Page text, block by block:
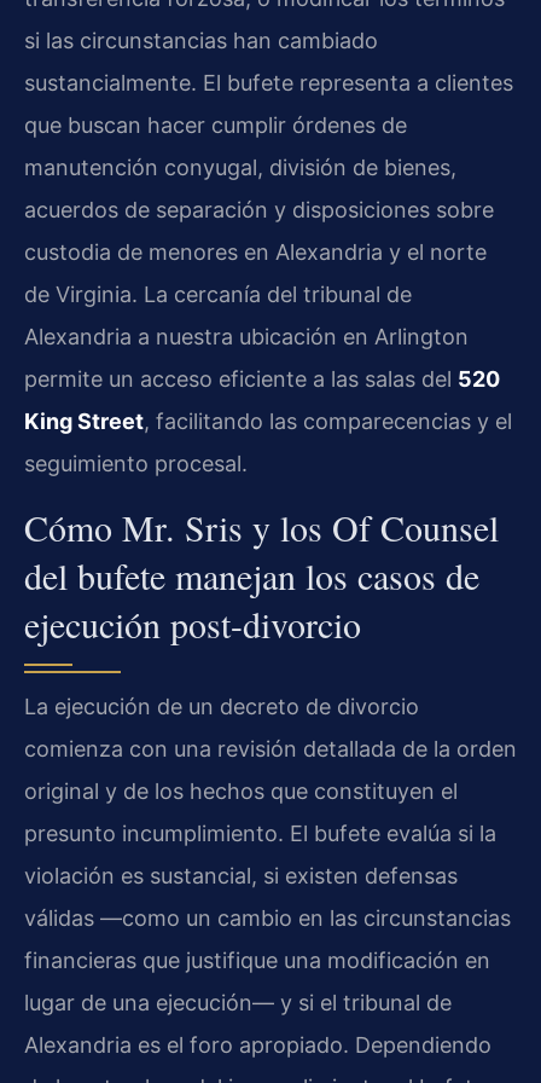
si las circunstancias han cambiado
sustancialmente. El bufete representa a clientes
que buscan hacer cumplir órdenes de
manutención conyugal, división de bienes,
acuerdos de separación y disposiciones sobre
custodia de menores en Alexandria y el norte
de Virginia. La cercanía del tribunal de
Alexandria a nuestra ubicación en Arlington
permite un acceso eficiente a las salas del 520
King Street, facilitando las comparecencias y el
seguimiento procesal.
Cómo Mr. Sris y los Of Counsel
del bufete manejan los casos de
ejecución post-divorcio
La ejecución de un decreto de divorcio
comienza con una revisión detallada de la orden
original y de los hechos que constituyen el
presunto incumplimiento. El bufete evalúa si la
violación es sustancial, si existen defensas
válidas —como un cambio en las circunstancias
financieras que justifique una modificación en
lugar de una ejecución— y si el tribunal de
Alexandria es el foro apropiado. Dependiendo